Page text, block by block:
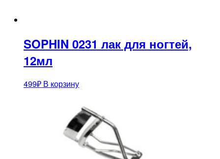
SOPHIN 0231 лак для ногтей,
12мл
499₽ В корзину